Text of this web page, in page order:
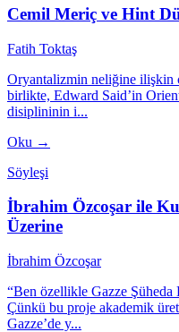
Cemil Meriç ve Hint
Fatih Toktaş
Oryantalizmin neliğine ilişkin
birlikte, Edward Said’in
disiplininin i...
Oku →
Söyleşi
İbrahim Özcoşar ile
Üzerine
İbrahim Özcoşar
“Ben özellikle Gazze
Çünkü bu proje akademik
Gazze’de y...